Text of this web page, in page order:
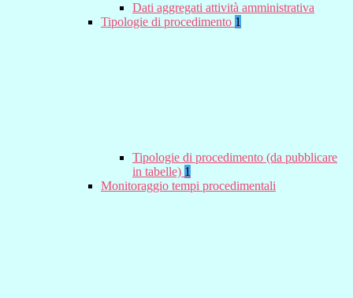
Dati aggregati attività amministrativa
Tipologie di procedimento 1
Tipologie di procedimento (da pubblicare
in tabelle) 1
Monitoraggio tempi procedimentali